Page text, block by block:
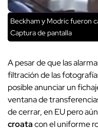
Beckham y Modric fueron
Captura de pantalla
A pesar de que las
filtración de las
posible anunciar un
ventana de
de cerrar, en EU pero
croatacon el uniforme